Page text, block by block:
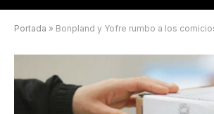
Portada » Bonpland y Yofre rumbo a los